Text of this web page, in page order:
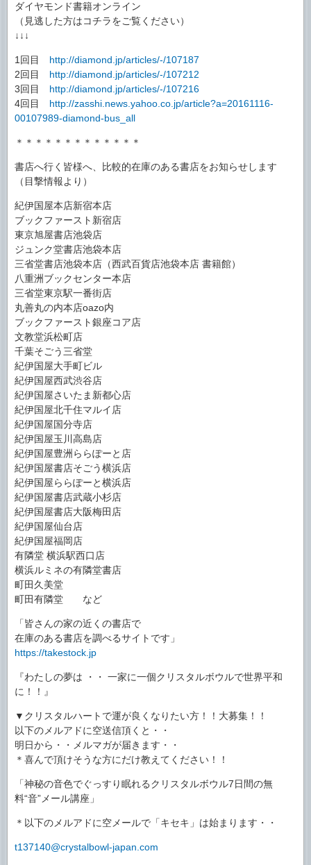
ダイヤモンド書籍オンライン
（見逃した方はコチラをご覧ください）
↓↓↓
1回目 http://diamond.jp/articles/-/107187
2回目 http://diamond.jp/articles/-/107212
3回目 http://diamond.jp/articles/-/107216
4回目 http://zasshi.news.yahoo.co.jp/article?a=20161116-
00107989-diamond-bus_all
＊＊＊＊＊＊＊＊＊＊＊＊＊
書店へ行く皆様へ、比較的在庫のある書店をお知らせします
（目撃情報より）
紀伊国屋本店新宿本店
ブックファースト新宿店
東京旭屋書店池袋店
ジュンク堂書店池袋本店
三省堂書店池袋本店（西武百貨店池袋本店 書籍館）
八重洲ブックセンター本店
三省堂東京駅一番街店
丸善丸の内本店oazo内
ブックファースト銀座コア店
文教堂浜松町店
千葉そごう三省堂
紀伊国屋大手町ビル
紀伊国屋西武渋谷店
紀伊国屋さいたま新都心店
紀伊国屋北千住マルイ店
紀伊国屋国分寺店
紀伊国屋玉川高島店
紀伊国屋豊洲ららぽーと店
紀伊国屋書店そごう横浜店
紀伊国屋ららぽーと横浜店
紀伊国屋書店武蔵小杉店
紀伊国屋書店大阪梅田店
紀伊国屋仙台店
紀伊国屋福岡店
有隣堂 横浜駅西口店
横浜ルミネの有隣堂書店
町田久美堂
町田有隣堂 など
「皆さんの家の近くの書店で
在庫のある書店を調べるサイトです」
https://takestock.jp
『わたしの夢は ・・ 一家に一個クリスタルボウルで世界平和
に！！』
▼クリスタルハートで運が良くなりたい方！！大募集！！
以下のメルアドに空送信頂くと・・
明日から・・メルマガが届きます・・
＊喜んで頂けそうな方にだけ教えてください！！
「神秘の音色でぐっすり眠れるクリスタルボウル7日間の無
料“音”メール講座」
＊以下のメルアドに空メールで「キセキ」は始まります・・
t137140@crystalbowl-japan.com